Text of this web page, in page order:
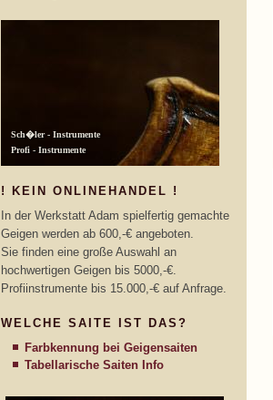
! KEIN ONLINEHANDEL !
In der Werkstatt Adam spielfertig gemachte
Geigen werden ab 600,-€ angeboten.
Sie finden eine große Auswahl an
hochwertigen Geigen bis 5000,-€.
Profiinstrumente bis 15.000,-€ auf Anfrage.
WELCHE SAITE IST DAS?
Farbkennung bei Geigensaiten
Tabellarische Saiten Info